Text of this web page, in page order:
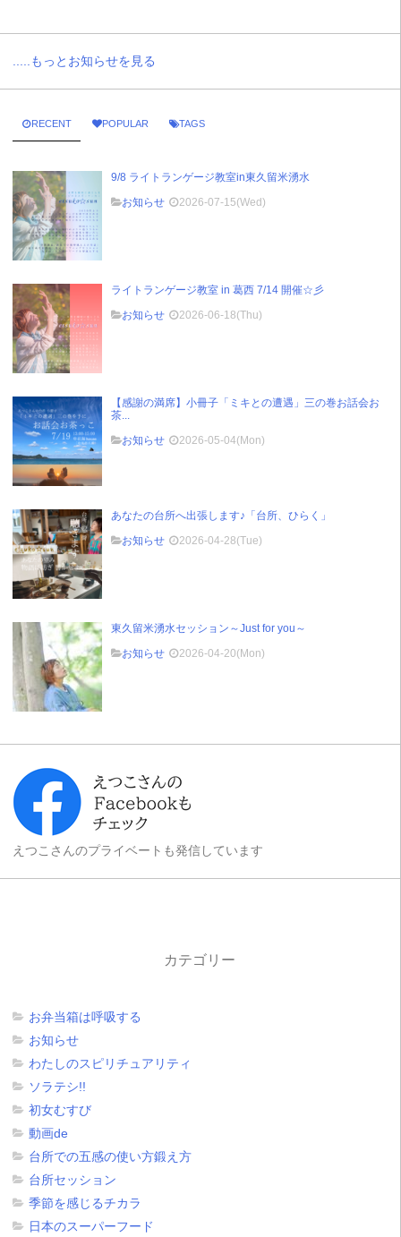
.....もっとお知らせを見る
RECENT POPULAR TAGS
9/8 ライトランゲージ教室in東久留米湧水
お知らせ
2026-07-15(Wed)
ライトランゲージ教室 in 葛西 7/14 開催☆彡
お知らせ
2026-06-18(Thu)
【感謝の満席】小冊子「ミキとの遭遇」三の巻お話会お
茶...
お知らせ
2026-05-04(Mon)
あなたの台所へ出張します♪「台所、ひらく」
お知らせ
2026-04-28(Tue)
東久留米湧水セッション～Just for you～
お知らせ
2026-04-20(Mon)
えつこさんのプライベートも発信しています
カテゴリー
お弁当箱は呼吸する
お知らせ
わたしのスピリチュアリティ
ソラテシ!!
初女むすび
動画de
台所での五感の使い方鍛え方
台所セッション
季節を感じるチカラ
日本のスーパーフード